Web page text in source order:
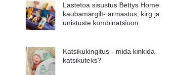
Lastetoa sisustus Bettys Home
kaubamärgilt- armastus, kirg ja
unistuste kombinatsioon
Katsikukingitus - mida kinkida
katsikuteks?